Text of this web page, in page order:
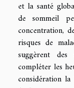
et la santé
de sommeil
concentration,
risques de
suggèrent
compléter les
considération